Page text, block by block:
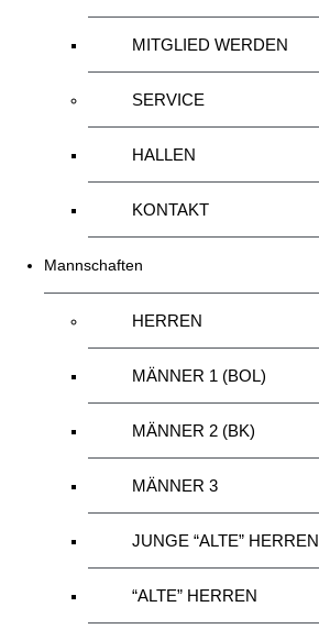
MITGLIED WERDEN
SERVICE
HALLEN
KONTAKT
Mannschaften
HERREN
MÄNNER 1 (BOL)
MÄNNER 2 (BK)
MÄNNER 3
JUNGE “ALTE” HERREN
“ALTE” HERREN